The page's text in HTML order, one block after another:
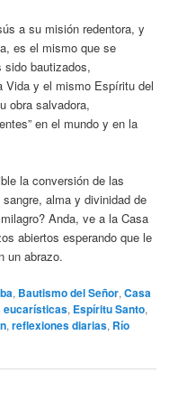
a su misión redentora, y
es el mismo que se
sido bautizados,
Vida y el mismo Espíritu del
obra salvadora,
en el mundo y en la
la conversión de las
alma y divinidad de
Anda, ve a la Casa
abiertos esperando que le
un abrazo.
, Bautismo del Señor,Casa
eucarísticas, Espíritu Santo,
,reflexiones diarias, Río